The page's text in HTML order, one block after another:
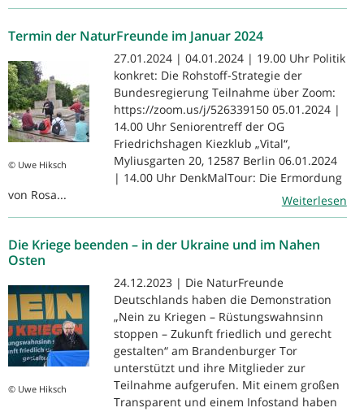
Termin der NaturFreunde im Januar 2024
© Uwe Hiksch
27.01.2024 | 04.01.2024 | 19.00 Uhr Politik
konkret: Die Rohstoff-Strategie der
Bundesregierung Teilnahme über Zoom:
https://zoom.us/j/526339150 05.01.2024 |
14.00 Uhr Seniorentreff der OG
Friedrichshagen Kiezklub „Vital“,
Myliusgarten 20, 12587 Berlin 06.01.2024
| 14.00 Uhr DenkMalTour: Die Ermordung
von Rosa...
Weiterlesen
Die Kriege beenden – in der Ukraine und im Nahen
Osten
© Uwe Hiksch
24.12.2023 | Die NaturFreunde
Deutschlands haben die Demonstration
„Nein zu Kriegen – Rüstungswahnsinn
stoppen – Zukunft friedlich und gerecht
gestalten“ am Brandenburger Tor
unterstützt und ihre Mitglieder zur
Teilnahme aufgerufen. Mit einem großen
Transparent und einem Infostand haben